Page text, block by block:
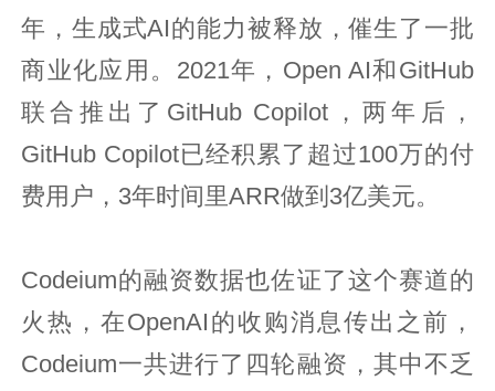
年，生成式AI的能力被释放，催生了一批
商业化应用。2021年，Open AI和GitHub
联合推出了GitHub Copilot，两年后，
GitHub Copilot已经积累了超过100万的付
费用户，3年时间里ARR做到3亿美元。
Codeium的融资数据也佐证了这个赛道的
火热，在OpenAI的收购消息传出之前，
Codeium一共进行了四轮融资，其中不乏